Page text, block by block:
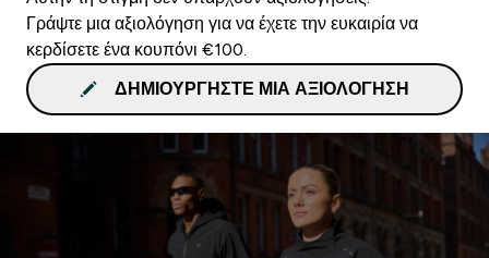
Γράψτε μια αξιολόγηση για να έχετε την ευκαιρία να
κερδίσετε ένα κουπόνι €100.
ΔΗΜΙΟΥΡΓΉΣΤΕ ΜΙΑ ΑΞΙΟΛΌΓΗΣΗ